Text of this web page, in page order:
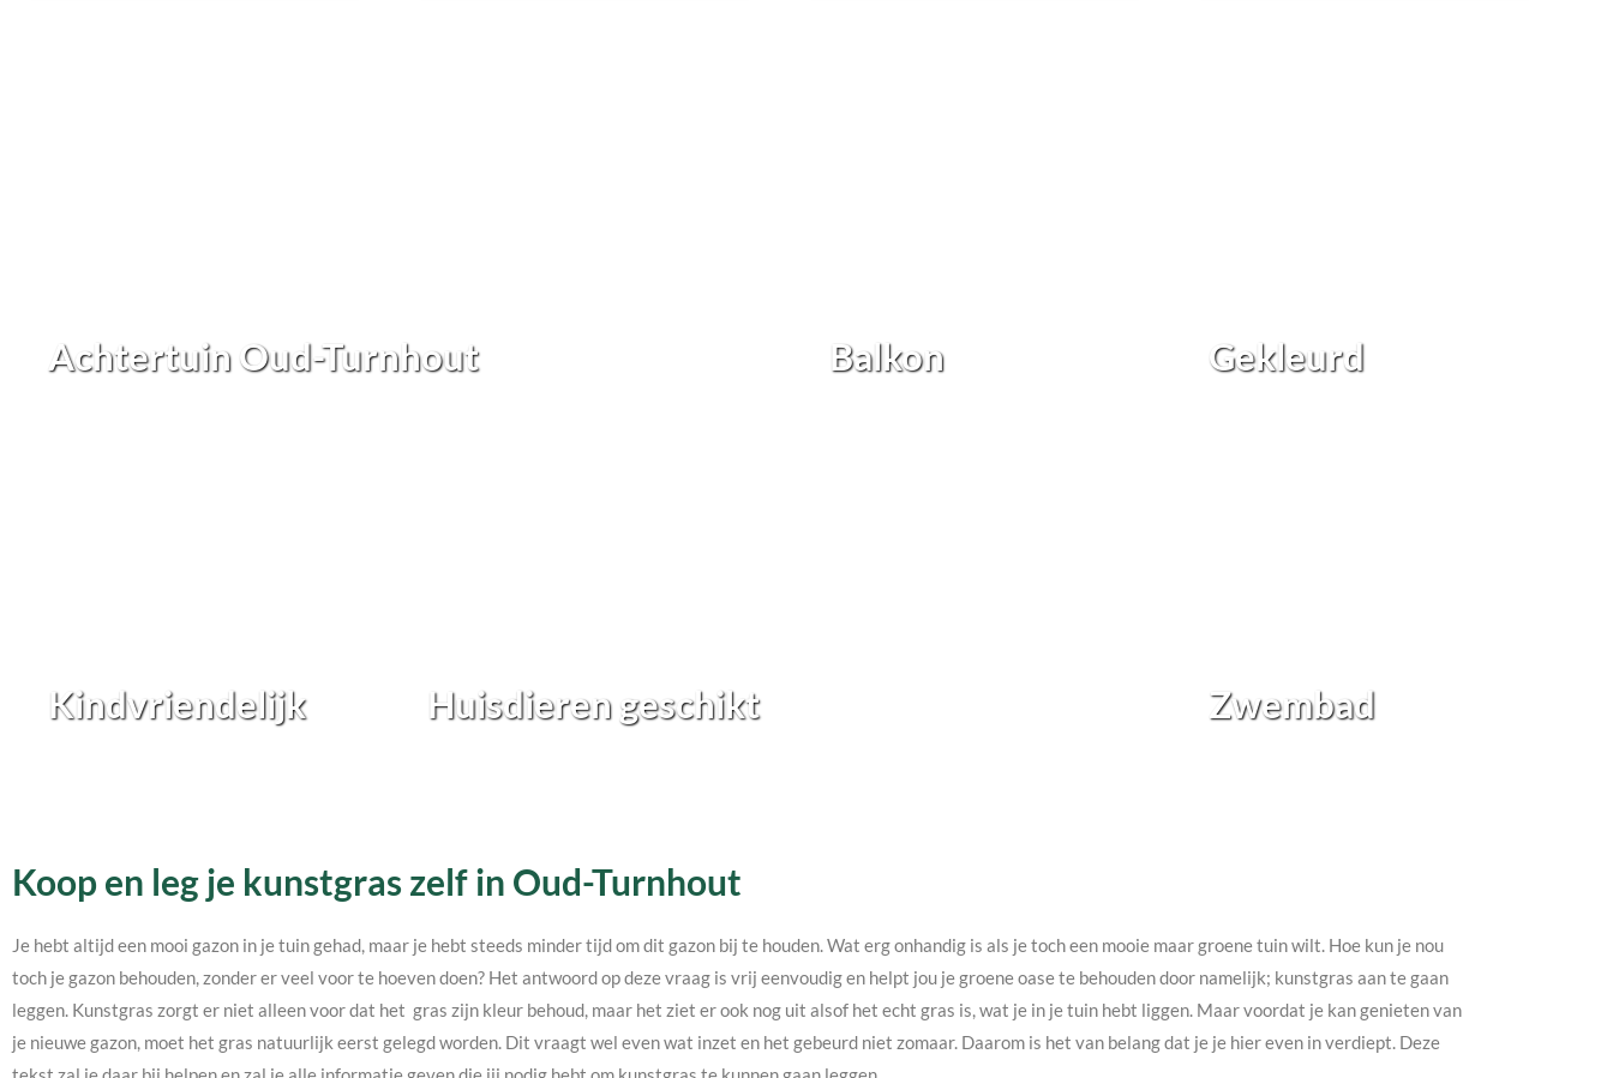
Achtertuin Oud-Turnhout Balkon Gekleurd
Kindvriendelijk Huisdieren geschikt Zwembad
Koop en leg je kunstgras zelf in Oud-Turnhout
Je hebt altijd een mooi gazon in je tuin gehad, maar je hebt steeds minder tijd om dit gazon bij te houden. Wat erg onhandig is als je toch een mooie maar groene tuin wilt. Hoe kun je nou
toch je gazon behouden, zonder er veel voor te hoeven doen? Het antwoord op deze vraag is vrij eenvoudig en helpt jou je groene oase te behouden door namelijk; kunstgras aan te gaan
leggen. Kunstgras zorgt er niet alleen voor dat het gras zijn kleur behoud, maar het ziet er ook nog uit alsof het echt gras is, wat je in je tuin hebt liggen. Maar voordat je kan genieten van
je nieuwe gazon, moet het gras natuurlijk eerst gelegd worden. Dit vraagt wel even wat inzet en het gebeurd niet zomaar. Daarom is het van belang dat je je hier even in verdiept. Deze